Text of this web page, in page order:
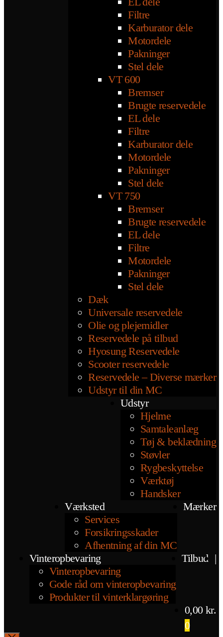
Filtre
Karburator dele
Motordele
Pakninger
Stel dele
VT 600
Bremser
Brugte reservedele
EL dele
Filtre
Karburator dele
Motordele
Pakninger
Stel dele
VT 750
Bremser
Brugte reservedele
EL dele
Filtre
Motordele
Pakninger
Stel dele
Dæk
Universale reservedele
Olie og plejemidler
Reservedele på tilbud
Hyosung Reservedele
Scooter reservedele
Reservedele – Diverse mærker
Udstyr til din MC
Udstyr
Hjelme
Samtaleanlæg
Tøj & beklædning
Støvler
Rygbeskyttelse
Værktøj
Handsker
Værksted
Services
Forsikringsskader
Afhentning af din MC
Mærker
Vinteropbevaring
Vinteropbevaring
Gode råd om vinteropbevaring
Produkter til vinterklargøring
Tilbud |
0,00 kr.
0